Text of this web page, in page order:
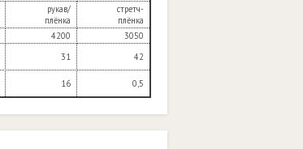
рукав/
плёнка
стретч-
плёнка
4200
3050
31
42
16 0,5